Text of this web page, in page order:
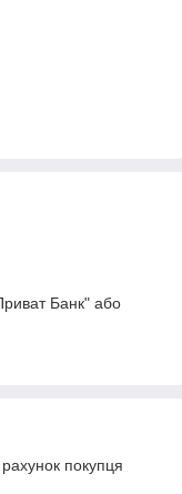
Банк" або
покупця